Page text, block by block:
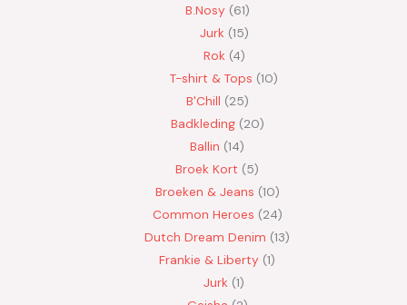
B.Nosy 61
Jurk 15
Rok 4
T-shirt & Tops 10
B'Chill 25
Badkleding 20
Ballin 14
Broek Kort 5
Broeken & Jeans 10
Common Heroes 24
Dutch Dream Denim 13
Frankie & Liberty 1
Jurk 1